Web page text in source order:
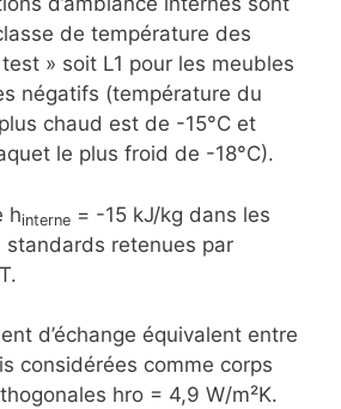
de température des
» soit L1 pour les meubles
négatifs (température du
chaud est de -15°C et
le plus froid de -18°C).
hinterne = -15 kJ/kg dans les
standards retenues par
d’échange équivalent entre
considérées comme corps
hro = 4,9 W/m²K.